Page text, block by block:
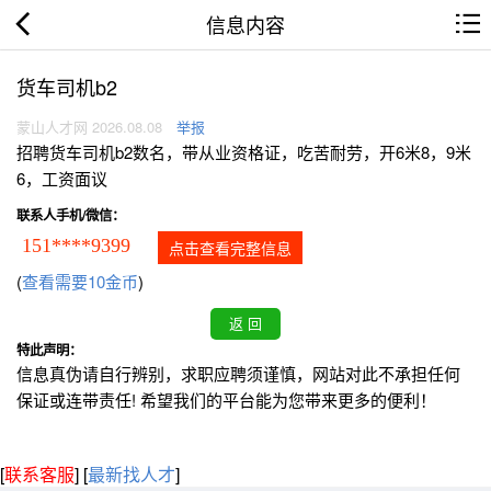
信息内容
货车司机b2
蒙山人才网 2026.08.08 举报
招聘货车司机b2数名，带从业资格证，吃苦耐劳，开6米8，9米
6，工资面议
联系人手机/微信：
151****9399 点击查看完整信息
(查看需要10金币)
特此声明：
信息真伪请自行辨别，求职应聘须谨慎，网站对此不承担任何
保证或连带责任! 希望我们的平台能为您带来更多的便利！
[联系客服] [最新找人才]